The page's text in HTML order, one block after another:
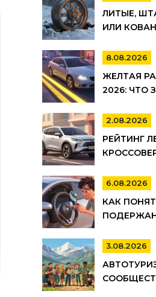
ЛИТЫЕ,
ИЛИ
ДОРОГ В
8.08.2026
ЖЕЛТАЯ
2026: ЧТО
ЛИНИЯ,
2.08.2026
РЕЙТИНГ
6.08.2026
КАК
ОДОМЕТР:
3.08.2026